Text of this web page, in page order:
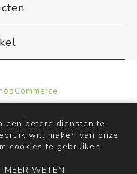
nopCommerce
Alle rechten voorbehouden.
een betere diensten te
wilt maken van onze
cookies te gebruiken.
MEER WETEN